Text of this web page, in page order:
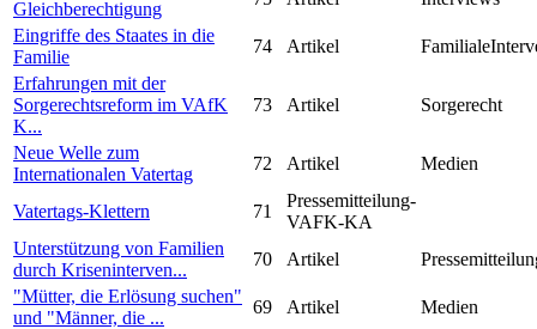
Gleichberechtigung
Eingriffe des Staates in die
Familie
74 Artikel
Erfahrungen mit der
Sorgerechtsreform im VAfK
K...
73 Artikel Sorgerecht
Neue Welle zum
Internationalen Vatertag
72 Artikel Medien
Vatertags-Klettern 71
Pressemitteilung-
VAFK-KA
Unterstützung von Familien
durch Kriseninterven...
70 Artikel
"Mütter, die Erlösung suchen"
und "Männer, die ...
69 Artikel
Medien